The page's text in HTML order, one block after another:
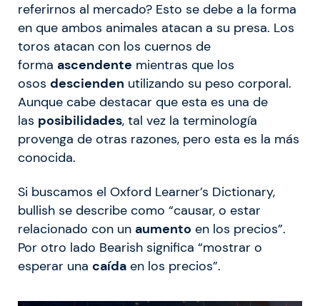
referirnos al mercado? Esto se debe a la forma
en que ambos animales atacan a su presa. Los
toros atacan con los cuernos de
forma ascendente mientras que los
osos descienden utilizando su peso corporal.
Aunque cabe destacar que esta es una de
las posibilidades, tal vez la terminología
provenga de otras razones, pero esta es la más
conocida.
Si buscamos el Oxford Learner’s Dictionary,
bullish se describe como “causar, o estar
relacionado con un aumento en los precios”.
Por otro lado Bearish significa “mostrar o
esperar una caída en los precios”.